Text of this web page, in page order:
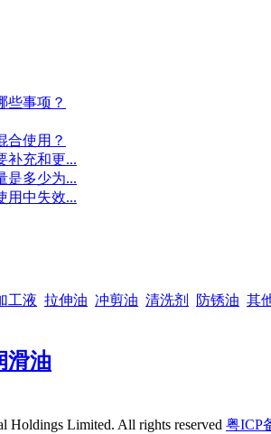
些事项？
合使用？
补充和更...
是多少为...
用中失效...
工液 拉伸油 冲剪油 清洗剂 防锈油 其
滑油
Holdings Limited. All rights reserved 粤ICP